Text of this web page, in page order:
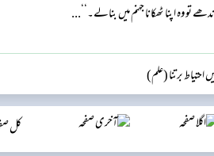
تو وہ اپنا ٹھکانا جہنم میں بنالے۔‘‘...
برتنا (علم)
کل